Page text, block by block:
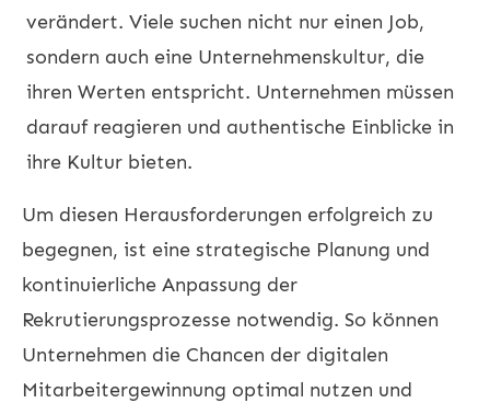
verändert. Viele suchen nicht nur einen Job,
sondern auch eine Unternehmenskultur, die
ihren Werten entspricht. Unternehmen müssen
darauf reagieren und authentische Einblicke in
ihre Kultur bieten.
Um diesen Herausforderungen erfolgreich zu
begegnen, ist eine strategische Planung und
kontinuierliche Anpassung der
Rekrutierungsprozesse notwendig. So können
Unternehmen die Chancen der digitalen
Mitarbeitergewinnung optimal nutzen und